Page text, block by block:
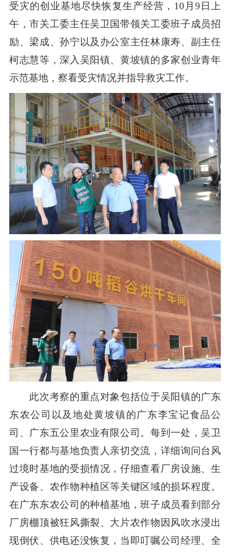
受灾的创业基地尽快恢复生产经营，10月9日上
午，市关工委主任吴卫国带领关工委班子成员招
励、梁成、孙宁以及办公室主任林康寿、副主任
柯志慧等，深入吴阳镇、黄坡镇的多家创业青年
示范基地，察看受灾情况并指导救灾工作。
此次考察的重点对象包括位于吴阳镇的广东
东农公司以及地处黄坡镇的广东李宝记食品公
司、广东五公里农业有限公司。每到一处，吴卫
国一行都与基地负责人亲切交流，详细询问台风
过境时基地的受损情况，仔细查看厂房设施、生
产设备、农作物种植区等关键区域的损坏程度。
在广东东农公司的种植基地，班子成员看到部分
厂房棚顶被狂风撕裂、大片农作物因风吹水浸出
现倒伏、供电还没恢复，当即叮嘱公司经理、全